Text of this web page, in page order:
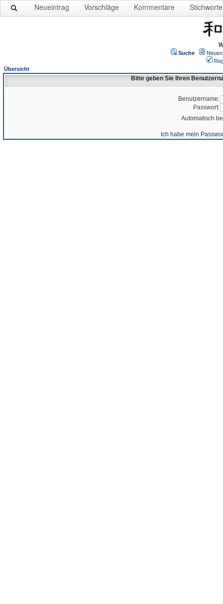
Neueintrag Vorschläge Kommentare Stichworte
Suche
Übersicht
Bitte geben Sie Ihren
Benutzername:
Passwort:
Automatisch
Ich habe mein